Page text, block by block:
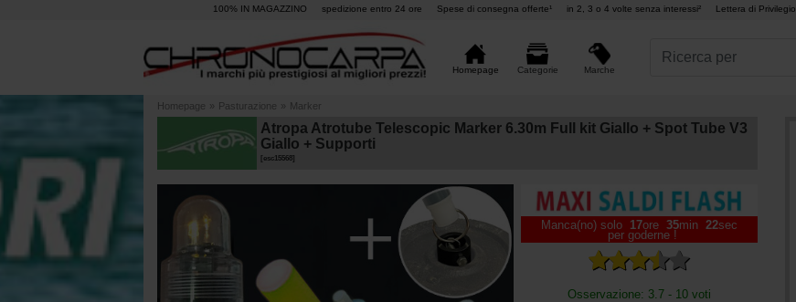
100% IN MAGAZZINO spedizione entro 24 ore Spese di consegna offerte¹ in 2, 3 o 4 volte senza interessi² Lettera di Privilegio
Homepage Categorie Marche
Homepage » Pasturazione » Marker
Atropa Atrotube Telescopic Marker 6.30m Full kit Giallo + Spot Tube V3
Giallo + Supporti
esc15568]
Manca(no) solo 17ore 35min 20sec
per goderne !
Osservazione: 3.7 - 10 voti